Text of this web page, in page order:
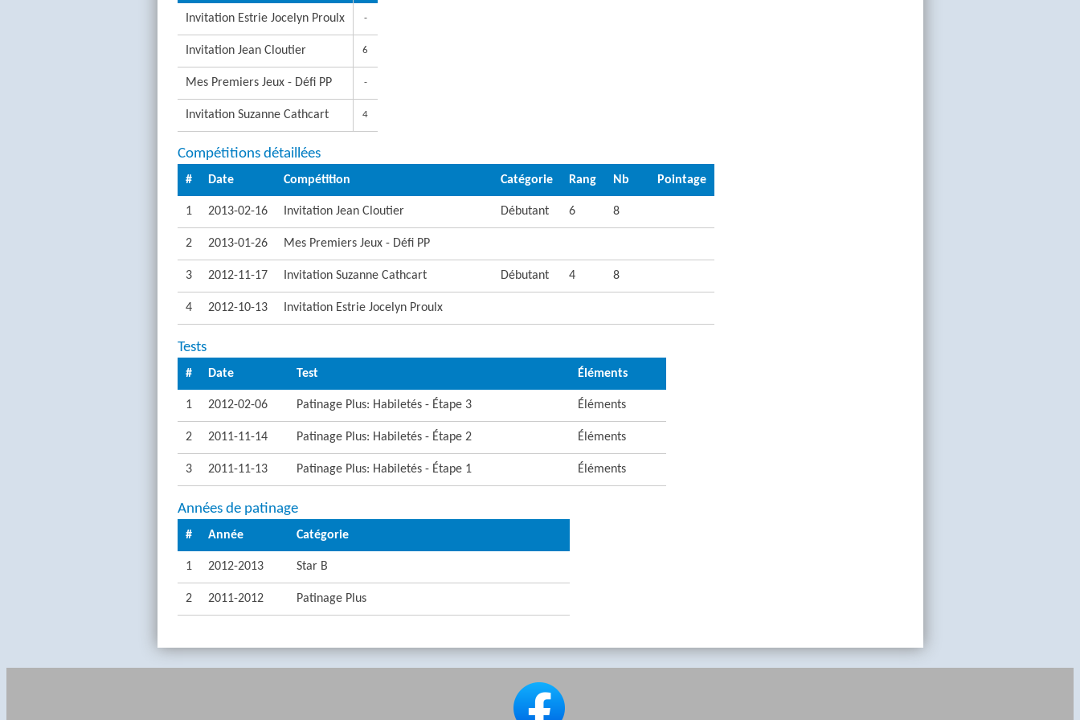
Invitation Estrie Jocelyn Proulx -
Invitation Jean Cloutier 6
Mes Premiers Jeux - Défi PP -
Invitation Suzanne Cathcart 4
Compétitions détaillées
# Date Compétition Catégorie Rang Nb Pointage
1 2013-02-16 Invitation Jean Cloutier Débutant 6 8
2 2013-01-26 Mes Premiers Jeux - Défi PP
3 2012-11-17 Invitation Suzanne Cathcart Débutant 4 8
4 2012-10-13 Invitation Estrie Jocelyn Proulx
Tests
# Date Test Éléments
1 2012-02-06 Patinage Plus: Habiletés - Étape 3 Éléments
2 2011-11-14 Patinage Plus: Habiletés - Étape 2 Éléments
3 2011-11-13 Patinage Plus: Habiletés - Étape 1 Éléments
Années de patinage
# Année Catégorie
1 2012-2013 Star B
2 2011-2012 Patinage Plus